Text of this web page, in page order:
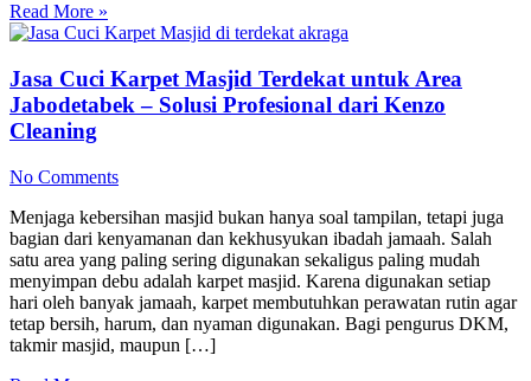
Read More »
Jasa Cuci Karpet Masjid Terdekat untuk Area
Jabodetabek – Solusi Profesional dari Kenzo
Cleaning
No Comments
Menjaga kebersihan masjid bukan hanya soal tampilan, tetapi juga
bagian dari kenyamanan dan kekhusyukan ibadah jamaah. Salah
satu area yang paling sering digunakan sekaligus paling mudah
menyimpan debu adalah karpet masjid. Karena digunakan setiap
hari oleh banyak jamaah, karpet membutuhkan perawatan rutin agar
tetap bersih, harum, dan nyaman digunakan. Bagi pengurus DKM,
takmir masjid, maupun […]